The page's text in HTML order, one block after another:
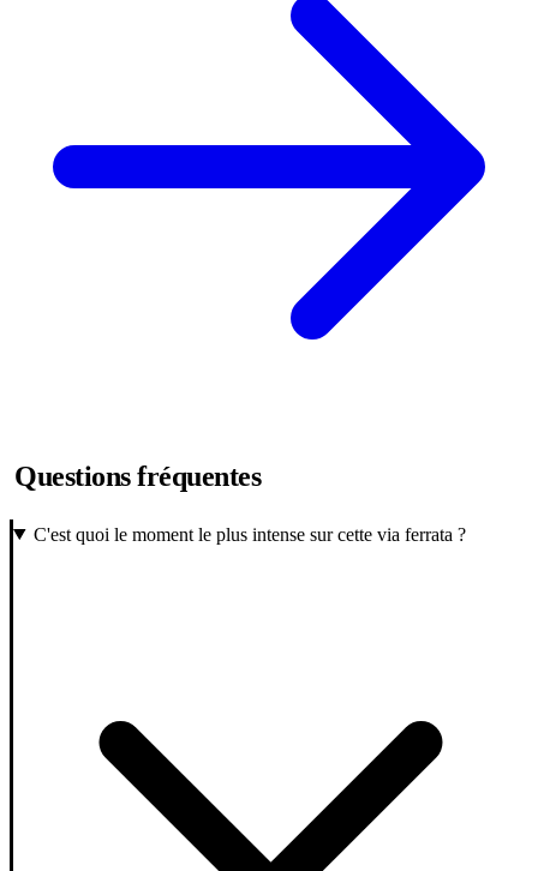
Questions fréquentes
C'est quoi le moment le plus intense sur cette via ferrata ?